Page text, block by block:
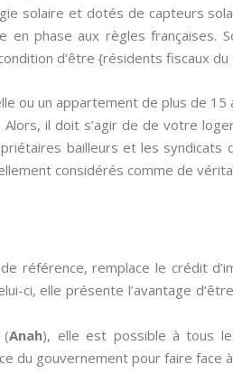
solaire et dotés de capteurs
phase aux règles françaises.
d’être {résidents fiscaux
ou un appartement de plus de 15
il doit s’agir de de votre
bailleurs et les
considérés comme de
référence, remplace le crédit
ci, elle présente l’avantage
(Anah), elle est possible à tous
du gouvernement pour faire face